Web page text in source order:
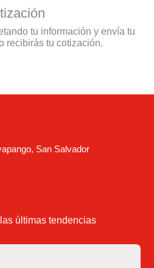
tu información y envía tu
recibirás tu cotización.
San Salvador
últimas tendencias